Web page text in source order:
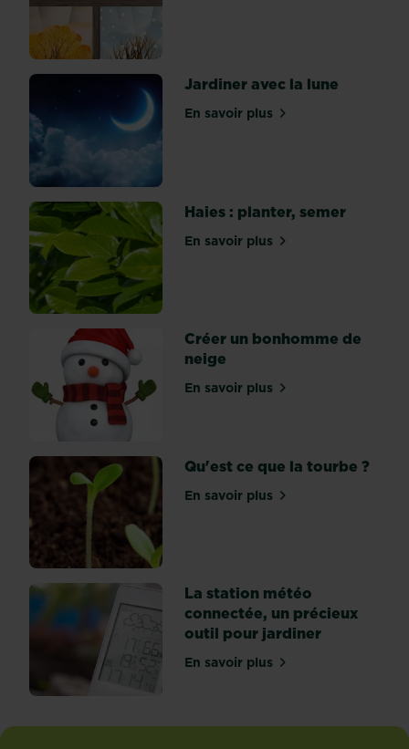
collaboratif
et
le
au
du
jour.
Et
du
côté
des
jardiniers,
eh
bien,
c’est
du
pareil
sauf
que
s’appelle
‘Jardins...
Jardiner avec la lune
En savoir plussur Jardiner avec la lune
Haies : planter, semer
En savoir plussur Haies : planter, semer
Créer un bonhomme de
neige
En savoir plussur Créer un bonhomme
Qu'est ce que la tourbe ?
En savoir plussur Qu'est ce que la
La station météo
connectée, un précieux
outil pour jardiner
En savoir plussur La station météo